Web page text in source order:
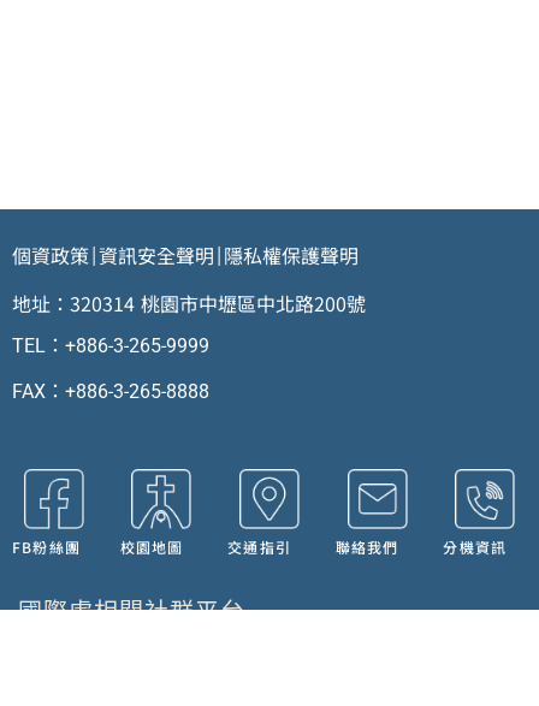
個資政策|資訊安全聲明 | 隱私權保護聲明
地址：320314 桃園市中壢區中北路200號
TEL：+886-3-265-9999
FAX：+886-3-265-8888
FB粉絲團 校園地圖 交通指引 聯絡我們 分機資訊
國際處相關社群平台